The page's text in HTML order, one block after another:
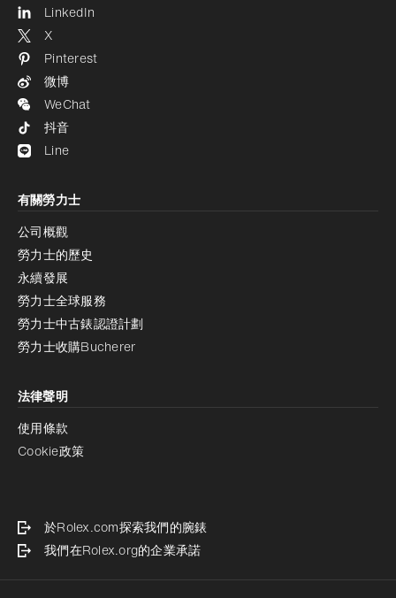
LinkedIn
X
Pinterest
微博
WeChat
抖音
Line
有關勞力士
公司概觀
勞力士的歷史
永續發展
勞力士全球服務
勞力士中古錶認證計劃
勞力士收購Bucherer
法律聲明
使用條款
Cookie政策
於Rolex.com探索我們的腕錶
我們在Rolex.org的企業承諾